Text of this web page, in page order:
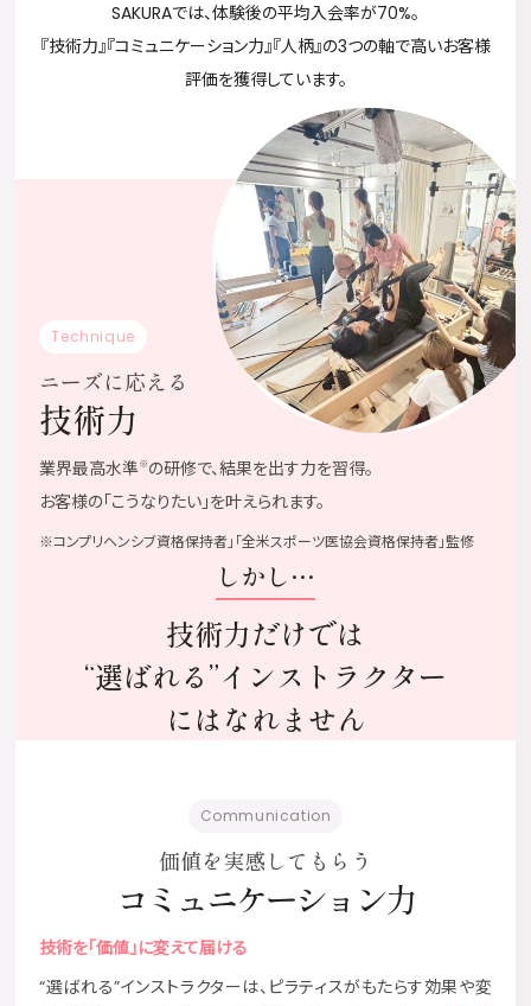
SAKURAでは、体験後の平均入会率が70%。
『技術力』『コミュニケーション力』『人柄』の3つの軸で高いお客様
評価を獲得しています。
Technique
ニーズに応える
技術力
業界最高水準※の研修で、結果を出す力を習得。
お客様の「こうなりたい」を叶えられます。
※コンプリヘンシブ資格保持者」「全米スポーツ医協会資格保持者」監修
しかし…
技術力だけでは
“選ばれる”インストラクター
にはなれません
Communication
価値を実感してもらう
コミュニケーション力
技術を「価値」に変えて届ける
“選ばれる”インストラクターは、ピラティスがもたらす効果や変